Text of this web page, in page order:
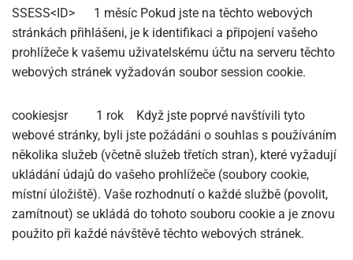
SSESS<ID> 1 měsíc Pokud jste na těchto webových
stránkách přihlášeni, je k identifikaci a připojení vašeho
prohlížeče k vašemu uživatelskému účtu na serveru těchto
webových stránek vyžadován soubor session cookie.
cookiesjsr 1 rok
Když jste poprvé navštívili tyto
webové stránky, byli jste požádáni o souhlas s používáním
několika služeb (včetně služeb třetích stran), které vyžadují
ukládání údajů do vašeho prohlížeče (soubory cookie,
místní úložiště). Vaše rozhodnutí o každé službě (povolit,
zamítnout) se ukládá do tohoto souboru cookie a je znovu
použito při každé návštěvě těchto webových stránek.